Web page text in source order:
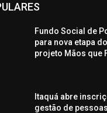
Fundo Social de
para nova etapa
projeto Mãos que
Itaquá abre
gestão de pessoas